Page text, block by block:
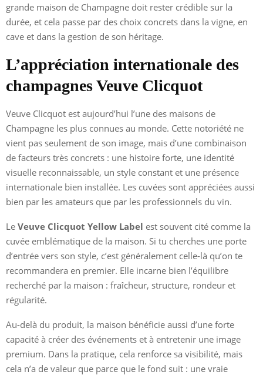
grande maison de Champagne doit rester crédible sur la
durée, et cela passe par des choix concrets dans la vigne, en
cave et dans la gestion de son héritage.
L’appréciation internationale des
champagnes Veuve Clicquot
Veuve Clicquot est aujourd’hui l’une des maisons de
Champagne les plus connues au monde. Cette notoriété ne
vient pas seulement de son image, mais d’une combinaison
de facteurs très concrets : une histoire forte, une identité
visuelle reconnaissable, un style constant et une présence
internationale bien installée. Les cuvées sont appréciées aussi
bien par les amateurs que par les professionnels du vin.
Le Veuve Clicquot Yellow Label est souvent cité comme la
cuvée emblématique de la maison. Si tu cherches une porte
d’entrée vers son style, c’est généralement celle-là qu’on te
recommandera en premier. Elle incarne bien l’équilibre
recherché par la maison : fraîcheur, structure, rondeur et
régularité.
Au-delà du produit, la maison bénéficie aussi d’une forte
capacité à créer des événements et à entretenir une image
premium. Dans la pratique, cela renforce sa visibilité, mais
cela n’a de valeur que parce que le fond suit : une vraie